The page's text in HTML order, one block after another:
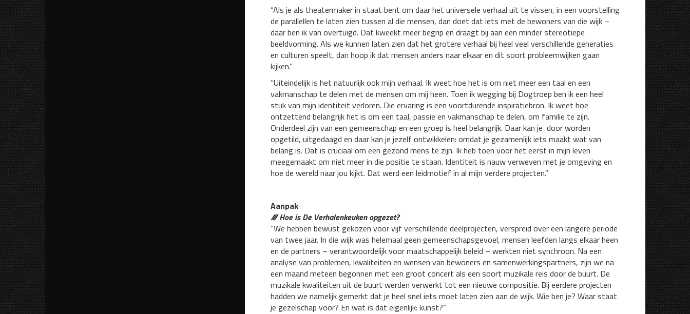
“Als je als theatermaker in staat bent om daar het universele verhaal uit te vissen, in een voorstelling
de parallellen te laten zien tussen al die mensen, dan doet dat iets met de bewoners van die wijk –
daar ben ik van overtuigd. Dat kweekt meer begrip en draagt bij aan een minder stereotiepe
beeldvorming. Als we kunnen laten zien dat het grotere verhaal bij heel veel verschillende generaties
en culturen speelt, dan hoop ik dat mensen anders naar elkaar en dit soort probleemwijken gaan
kijken.”
“Uiteindelijk is het natuurlijk ook mijn verhaal. Ik weet hoe het is om niet meer een taal en een
vakmanschap te delen met de mensen om mij heen. Toen ik wegging bij Dogtroep ben ik een heel
stuk van mijn identiteit verloren. Die ervaring is een voortdurende inspiratiebron. Ik weet hoe
ontzettend belangrijk het is om een taal, passie en vakmanschap te delen, om familie te zijn.
Onderdeel zijn van een gemeenschap en een groep is heel belangrijk. Daar kan je door worden
opgetild, uitgedaagd en daar kan je jezelf ontwikkelen: omdat je gezamenlijk iets maakt wat van
belang is. Dat is cruciaal om een gezond mens te zijn. Ik heb toen voor het eerst in mijn leven
meegemaakt om niet meer in die positie te staan. Identiteit is nauw verweven met je omgeving en
hoe de wereld naar jou kijkt. Dat werd een leidmotief in al mijn verdere projecten.”
Aanpak
/// Hoe is De Verhalenkeuken opgezet?
“We hebben bewust gekozen voor vijf verschillende deelprojecten, verspreid over een langere periode
van twee jaar. In die wijk was helemaal geen gemeenschapsgevoel, mensen leefden langs elkaar heen
en de partners – verantwoordelijk voor maatschappelijk beleid – werkten niet synchroon. Na een
analyse van problemen, kwaliteiten en wensen van bewoners en samenwerkingspartners, zijn we na
een maand meteen begonnen met een groot concert als een soort muzikale reis door de buurt. De
muzikale kwaliteiten uit de buurt werden verwerkt tot een nieuwe compositie. Bij eerdere projecten
hadden we namelijk gemerkt dat je heel snel iets moet laten zien aan de wijk. Wie ben je? Waar staat
je gezelschap voor? En wat is dat eigenlijk: kunst?”